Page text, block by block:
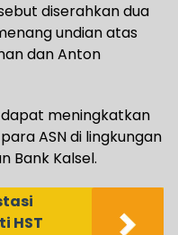
diserahkan dua
undian atas
dan Anton
meningkatkan
ASN di lingkungan
Bank Kalsel.
HST